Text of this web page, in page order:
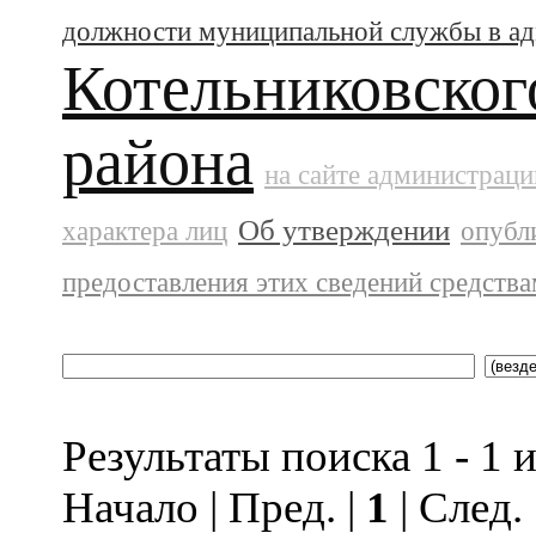
должности муниципальной службы в
района на сайте
характера лиц Об утверждении
предоставления этих сведений
Результаты поиска 1 - 1
Начало | Пред. | 1 |